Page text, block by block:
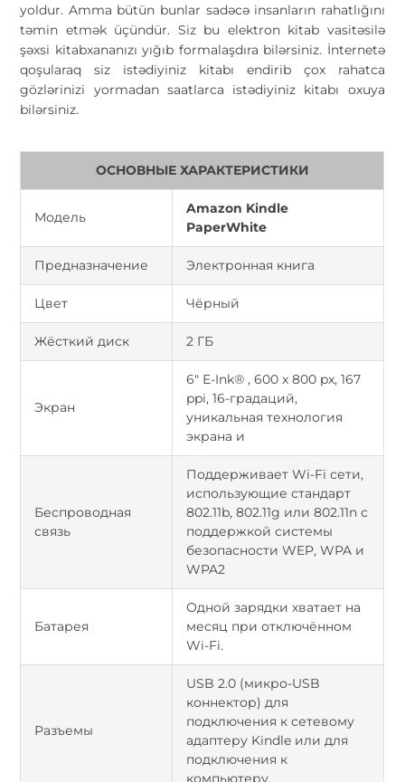
yoldur. Amma bütün bunlar sadəcə insanların rahatlığını
təmin etmək üçündür. Siz bu elektron kitab vasitəsilə
şəxsi kitabxananızı yığıb formalaşdıra bilərsiniz. İnternetə
qoşularaq siz istədiyiniz kitabı endirib çox rahatca
gözlərinizi yormadan saatlarca istədiyiniz kitabı oxuya
bilərsiniz.
ОСНОВНЫЕ ХАРАКТЕРИСТИКИ
Модель
Amazon Kindle
PaperWhite
Предназначение Электронная книга
Цвет Чёрный
Жёсткий диск 2 ГБ
Экран
6" E-Ink® , 600 x 800 px, 167
ppi, 16-градаций,
уникальная технология
экрана и
Беспроводная
связь
Поддерживает Wi-Fi сети,
использующие стандарт
802.11b, 802.11g или 802.11n с
поддержкой системы
безопасности WEP, WPA и
WPA2
Батарея
Одной зарядки хватает на
месяц при отключённом
Wi-Fi.
Разъемы
USB 2.0 (микро-USB
коннектор) для
подключения к сетевому
адаптеру Kindle или для
подключения к
компьютеру.